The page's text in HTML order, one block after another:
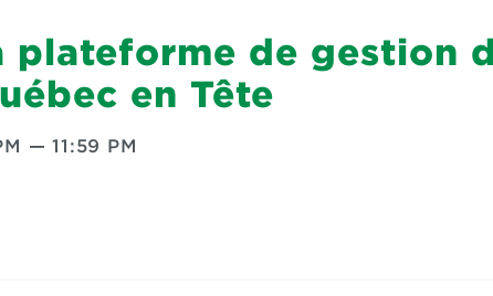
plateforme de gestion
en Tête
—11:59 PM